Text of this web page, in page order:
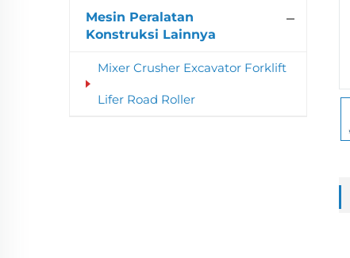
Mesin Peralatan
Konstruksi Lainnya
Mixer Crusher Excavator Forklift
Lifer Road Roller